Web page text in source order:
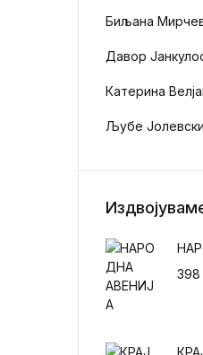
Биљана
Давор
Катерина
Љубе Јолевски
398